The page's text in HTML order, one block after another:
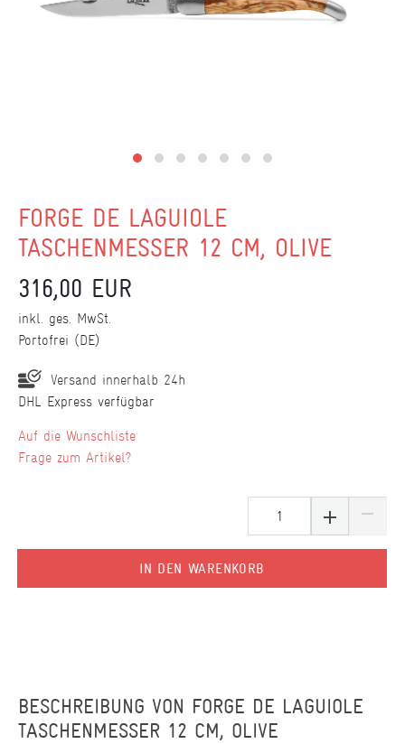
FORGE DE LAGUIOLE
TASCHENMESSER 12 CM, OLIVE
316,00 EUR
inkl. ges. MwSt.
Portofrei (DE)
Versand innerhalb 24h
DHL Express verfügbar
IN DEN WARENKORB
Wunschliste
Frage zum Artikel?
BESCHREIBUNG VON FORGE DE LAGUIOLE
TASCHENMESSER 12 CM, OLIVE